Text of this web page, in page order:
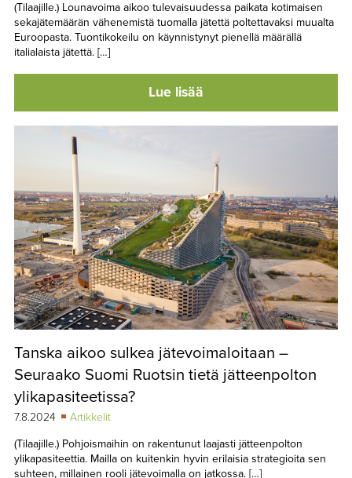
(Tilaajille.) Lounavoima aikoo tulevaisuudessa paikata kotimaisen
sekajätemäärän vähenemistä tuomalla jätettä poltettavaksi muualta
Euroopasta. Tuontikokeilu on käynnistynyt pienellä määrällä
italialaista jätettä. […]
Lue lisää
Tanska aikoo sulkea jätevoimaloitaan –
Seuraako Suomi Ruotsin tietä jätteenpolton
ylikapasiteetissa?
7.8.2024
Artikkelit
(Tilaajille.) Pohjoismaihin on rakentunut laajasti jätteenpolton
ylikapasiteettia. Mailla on kuitenkin hyvin erilaisia strategioita sen
suhteen, millainen rooli jätevoimalla on jatkossa. […]